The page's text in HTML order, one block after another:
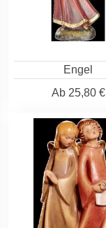
Engel
Ab25,80 €